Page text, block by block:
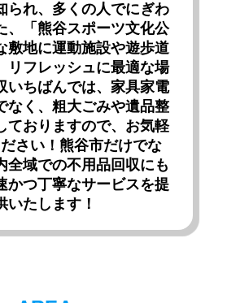
られ、多くの人でにぎわ
、「熊谷スポーツ文化公
敷地に運動施設や遊歩道
リフレッシュに最適な場
いちばんでは、家具家電
なく、粗大ごみや遺品整
ておりますので、お気軽
さい！熊谷市だけでな
全域での不用品回収にも
かつ丁寧なサービスを提
いたします！